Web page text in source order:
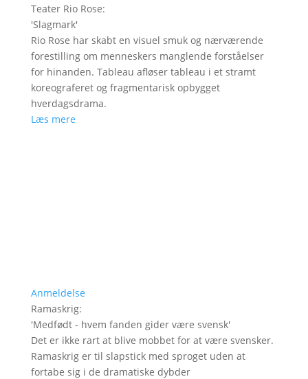
Teater Rio Rose:
'Slagmark'
Rio Rose har skabt en visuel smuk og nærværende
forestilling om menneskers manglende forståelser
for hinanden. Tableau afløser tableau i et stramt
koreograferet og fragmentarisk opbygget
hverdagsdrama.
Læs mere
Anmeldelse
Ramaskrig:
'Medfødt - hvem fanden gider være svensk'
Det er ikke rart at blive mobbet for at være svensker.
Ramaskrig er til slapstick med sproget uden at
fortabe sig i de dramatiske dybder